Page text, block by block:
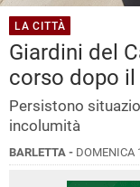
LA CITTÀ
Giardini del
corso dopo
Persistono
incolumità
BARLETTA - DOMENICA